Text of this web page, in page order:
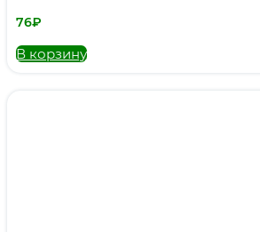
76₽
В корзину